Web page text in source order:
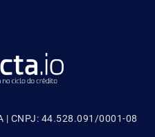
| CNPJ: 44.528.091/0001-08